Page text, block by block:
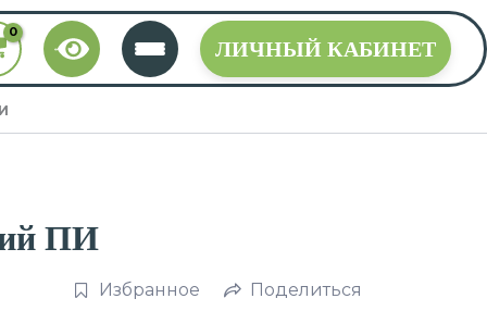
ЛИЧНЫЙ КАБИНЕТ
ПИ
Избранное Поделиться